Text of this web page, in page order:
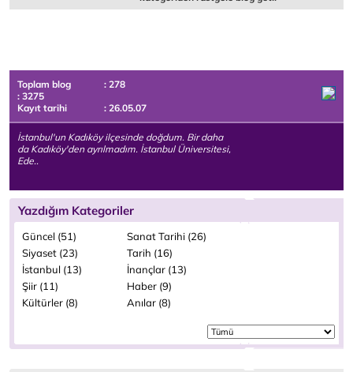
Toplam blog
: 278
: 3275
Kayıt tarihi
: 26.05.07
İstanbul'un Kadıköy ilçesinde doğdum. Bir daha
da Kadıköy'den ayrılmadım. İstanbul Üniversitesi,
Ede..
Yazdığım Kategoriler
Güncel (51)
Sanat Tarihi (26)
Siyaset (23)
Tarih (16)
İstanbul (13)
İnançlar (13)
Şiir (11)
Haber (9)
Kültürler (8)
Anılar (8)